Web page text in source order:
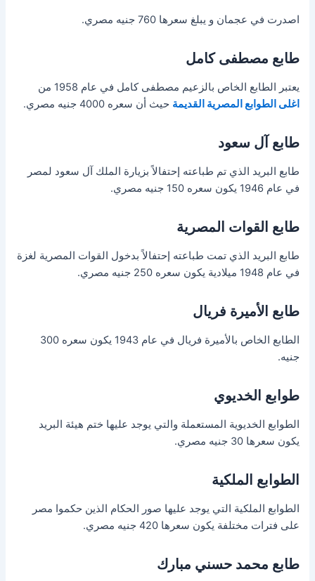
اصدرت في عجمان و يبلغ سعرها 760 جنيه مصري.
طابع مصطفى كامل
يعتبر الطابع الخاص بالزعيم مصطفى كامل في عام 1958 من
اغلى الطوابع المصرية القديمة حيث أن سعره 4000 جنيه مصري.
طابع آل سعود
طابع البريد الذي تم طباعته إحتفالاً بزيارة الملك آل سعود لمصر
في عام 1946 يكون سعره 150 جنيه مصري.
طابع القوات المصرية
طابع البريد الذي تمت طباعته إحتفالاً بدخول القوات المصرية لغزة
في عام 1948 ميلادية يكون سعره 250 جنيه مصري.
طابع الأميرة فريال
الطابع الخاص بالأميرة فريال في عام 1943 يكون سعره 300
جنيه.
طوابع الخديوي
الطوابع الخديوية المستعملة والتي يوجد عليها ختم هيئة البريد
يكون سعرها 30 جنيه مصري.
الطوابع الملكية
الطوابع الملكية التي يوجد عليها صور الحكام الذين حكموا مصر
على فترات مختلفة يكون سعرها 420 جنيه مصري.
طابع محمد حسني مبارك